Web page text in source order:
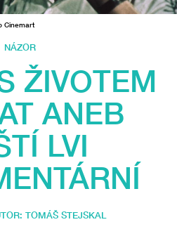
Cinemart
NÁZOR
ŽIVOTEM
ANEB
LVI
TOMÁŠ STEJSKAL